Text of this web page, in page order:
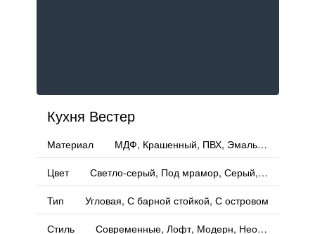
Кухня Вестер
Материал
МДФ, Крашенный, ПВХ, Эмаль, Пленка, PET
Цвет
Светло-серый, Под мрамор, Серый, Морской Волны, Голубой, Матовый
Тип
Угловая, С барной стойкой, С островом
Стиль
Современные, Лофт, Модерн, Неоклассика, Минимализм